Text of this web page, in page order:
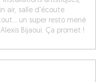
air, salle d'écoute
un super resto mené
Bijaoui. Ça promet !